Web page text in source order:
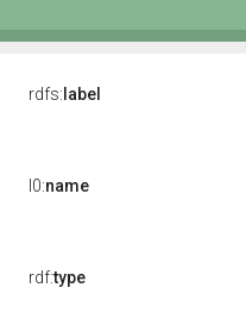
rdfs: label
l0:name
rdf:type